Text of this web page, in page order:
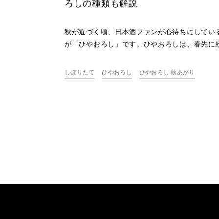
ろしの種類も解説
秋が近づく頃、日本酒ファンが心待ちにしてい
が「ひやおろし」です。ひやおろしは、春先に
熟成の旨味と丸みあるまろやかな味わいが魅力で
す。本記事では、ひやおろしの特徴や楽しみ方、
しぼりたて ひやおろし ひやおろし 秋あがり